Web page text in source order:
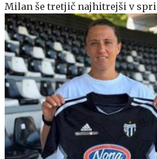
Milan še tretjič najhitrejši v